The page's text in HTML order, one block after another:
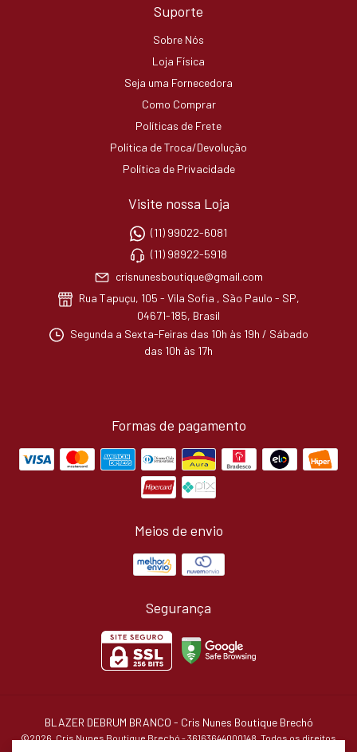
Suporte
Sobre Nós
Loja Física
Seja uma Fornecedora
Como Comprar
Políticas de Frete
Política de Troca/Devolução
Política de Privacidade
Visite nossa Loja
(11) 99022-6081
(11) 98922-5918
crisnunesboutique@gmail.com
Rua Tapuçu, 105 - Vila Sofia , São Paulo - SP,
04671-185, Brasil
Segunda a Sexta-Feiras das 10h às 19h / Sábado
das 10h às 17h
Formas de pagamento
Meios de envio
Segurança
BLAZER DEBRUM BRANCO - Cris Nunes Boutique Brechó
©2026. Cris Nunes Boutique Brechó - 36163644000148. Todos os direitos